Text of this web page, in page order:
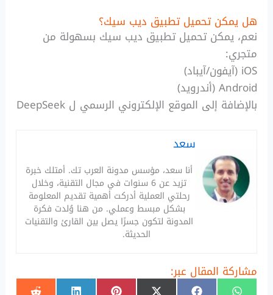
هل يمكن تحميل تطبيق ديب سيك؟
نعم، يمكن تحميل تطبيق ديب سيك بسهولة من
متجري:
iOS (آيفون/آيباد)
Android (أندرويد)
بالإضافة إلى الموقع الإلكتروني الرسمي ل DeepSeek
سعد
أنا سعد، مؤسس مدونة العرب تك. أمتلك خبرة
تزيد عن 6 سنوات في مجال التقنية، وخلال
رحلتي العملية أدركت أهمية تقديم المعلومة
بشكل مبسط وعملي. من هنا وُلدت فكرة
المدونة لتكون جسرًا يصل بين القارئ والتقنيات
الحديثة.
مشاركة المقال عبر: